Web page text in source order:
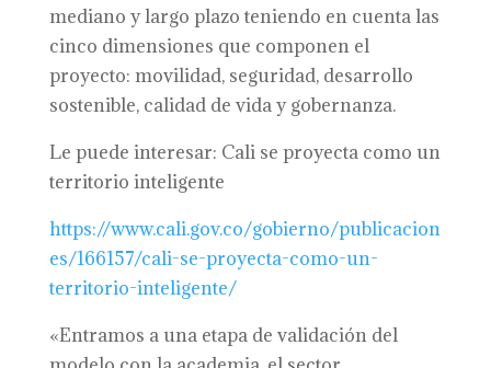
mediano y largo plazo teniendo en cuenta las
cinco dimensiones que componen el
proyecto: movilidad, seguridad, desarrollo
sostenible, calidad de vida y gobernanza.
Le puede interesar: Cali se proyecta como un
territorio inteligente
https://www.cali.gov.co/gobierno/publicacion
es/166157/cali-se-proyecta-como-un-
territorio-inteligente/
«Entramos a una etapa de validación del